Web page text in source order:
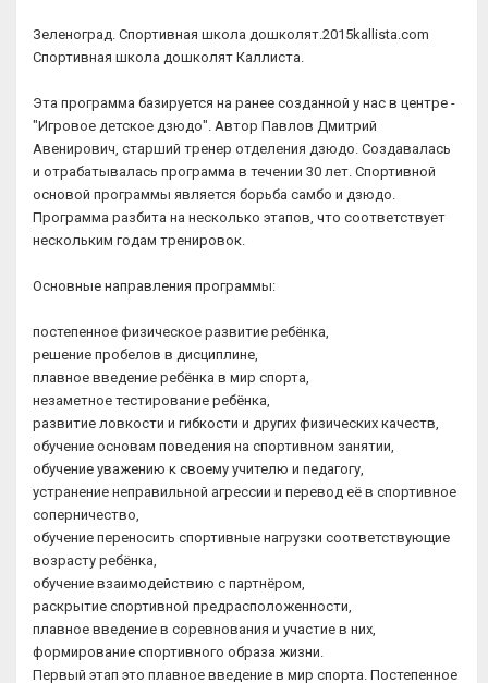
Зеленоград. Спортивная школа дошколят.2015kallista.com
Спортивная школа дошколят Каллиста.
Эта программа базируется на ранее созданной у нас в центре -
"Игровое детское дзюдо". Автор Павлов Дмитрий
Авенирович, старший тренер отделения дзюдо. Создавалась
и отрабатывалась программа в течении 30 лет. Спортивной
основой программы является борьба самбо и дзюдо.
Программа разбита на несколько этапов, что соответствует
нескольким годам тренировок.
Основные направления программы:
постепенное физическое развитие ребёнка,
решение пробелов в дисциплине,
плавное введение ребёнка в мир спорта,
незаметное тестирование ребёнка,
развитие ловкости и гибкости и других физических качеств,
обучение основам поведения на спортивном занятии,
обучение уважению к своему учителю и педагогу,
устранение неправильной агрессии и перевод её в спортивное
соперничество,
обучение переносить спортивные нагрузки соответствующие
возрасту ребёнка,
обучение взаимодействию с партнёром,
раскрытие спортивной предрасположенности,
плавное введение в соревнования и участие в них,
формирование спортивного образа жизни.
Первый этап это плавное введение в мир спорта. Постепенное